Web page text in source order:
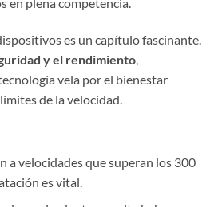
es un capítulo fascinante.
y el rendimiento,
vela por el bienestar
de la velocidad.
a velocidades que superan los 300
es vital.